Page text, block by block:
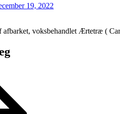
19, 2022
afbarket, voksbehandlet Ærtetræ (